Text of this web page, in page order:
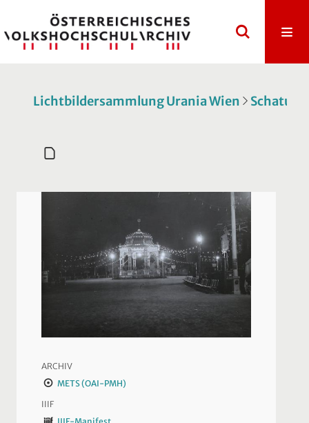
Lichtbildersammlung Urania Wien
ARCHIV
METS (OAI-PMH)
IIIF